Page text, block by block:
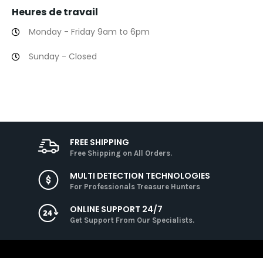
Heures de travail
Monday - Friday 9am to 6pm
Sunday - Closed
FREE SHIPPING
Free Shipping on All Orders.
MULTI DETECTION TECHNOLOGIES
For Professionals Treasure Hunters
ONLINE SUPPORT 24/7
Get Support From Our Specialists.